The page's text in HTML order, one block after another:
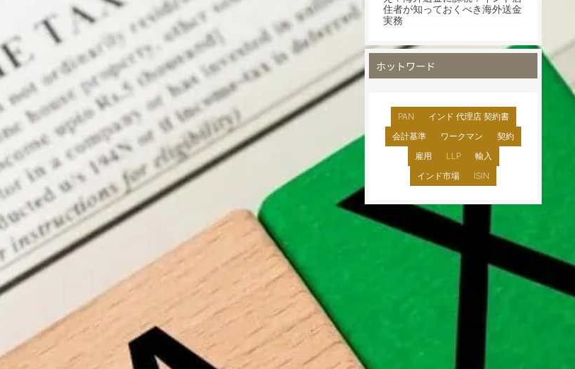
住者が知っておくべき海外送金
実務
ホットワード
PAN
インド 代理店 契約書
会計基準
ワークマン
契約
雇用
LLP
輸入
インド市場
ISIN